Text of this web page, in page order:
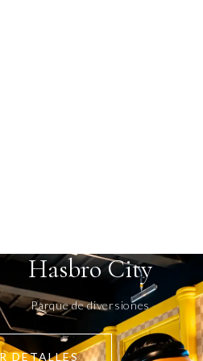
Hasbro City
Parque de diversiones
DETALLES